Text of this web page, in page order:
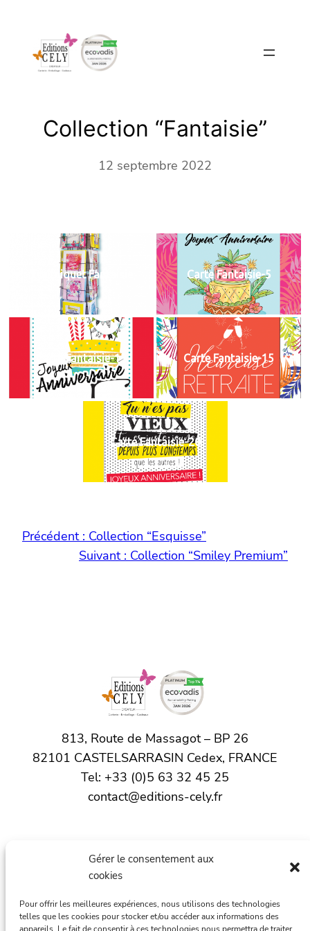
Gérer le consentement aux
cookies
Pour offrir les meilleures expériences, nous utilisons des technologies
telles que les cookies pour stocker et/ou accéder aux informations des
contenu
Collection “Fantaisie”
12 septembre 2022
Tourniquet Fantaisie Carte Fantaisie-5
Carte Fantaisie-13 Carte Fantaisie-15
Carte Fantaisie-20
Précédent : Collection “Esquisse”
Suivant : Collection “Smiley Premium”
813, Route de Massagot – BP 26
82101 CASTELSARRASIN Cedex, FRANCE
Tel: +33 (0)5 63 32 45 25
contact@editions-cely.fr
L’actualité
Les produits